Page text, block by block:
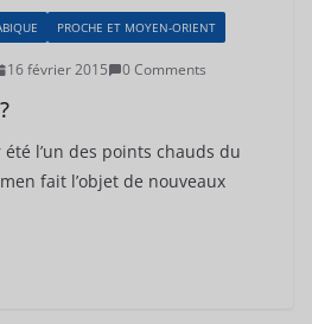
PROCHE ET MOYEN-ORIENT
16 février 2015 0 Comments
l’un des points chauds du
fait l’objet de nouveaux